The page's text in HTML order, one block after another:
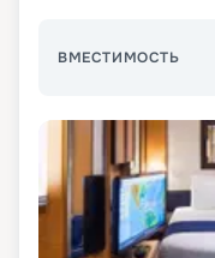
ВМЕСТИМОСТЬ